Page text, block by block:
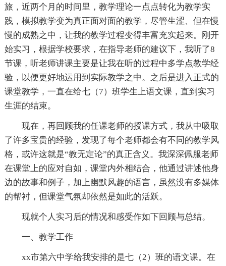
旅，近两个月的时间里，教学理论一点点转化为教学实
践，模拟教学变为真正面对面的教学，尽管生涩、但在慢
慢的成熟之中，让我的教学过程变得丰富充实起来。刚开
始实习，根据学校要求，在指导老师的建议下，我听了8
节课，听老师讲课主要是让我在听的过程中多学点教学经
验，以便更好地运用到实际教学之中。之后是进入正式的
课堂教学，一直在给七（7）班学生上语文课，直到实习
生涯的结束。
现在，再回顾我的任课老师的授课方式，我从中吸取
了许多宝贵的经验，发现了每个老师都会有不同的教学风
格，或许这就是“教无定论”的真正含义。我深深佩服老师
在课堂上的应对自如，课堂内外相结合，他通过讲述他身
边的故事和例子，加上幽默风趣的语言，虽然没有多媒体
的帮衬，但课堂气氛却依然是如此的活跃。
现就个人实习后的情况和感受作如下回顾与总结。
一、教学工作
xx市第六中学给我安排的是七（2）班的语文课。在